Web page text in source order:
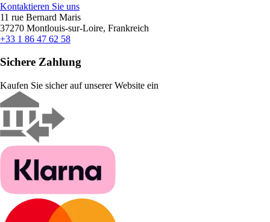
Kontaktieren Sie uns
11 rue Bernard Maris
37270 Montlouis-sur-Loire, Frankreich
+33 1 86 47 62 58
Sichere Zahlung
Kaufen Sie sicher auf unserer Website ein